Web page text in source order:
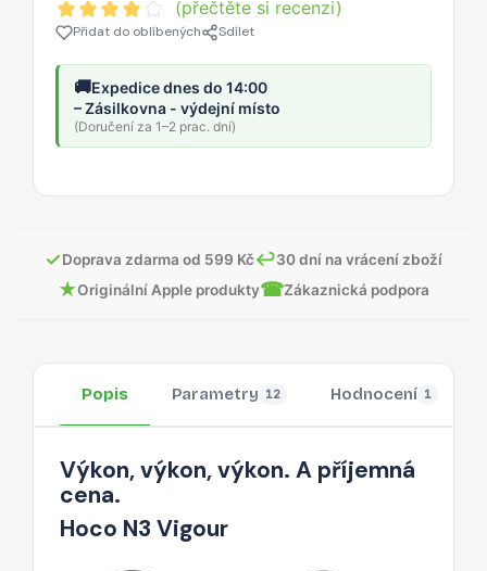
(přečtěte si recenzi)
Přidat do oblíbených Sdílet
🚚Expedice dnes do 14:00
– Zásilkovna - výdejní místo
(Doručení za 1–2 prac. dní)
✓Doprava zdarma od 599 Kč↩30 dní na vrácení zboží
★Originální Apple produkty☎Zákaznická podpora
Popis Parametry 12 Hodnocení 1
Výkon, výkon, výkon. A příjemná
cena.
Hoco N3 Vigour